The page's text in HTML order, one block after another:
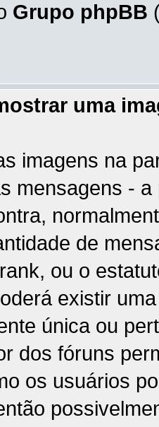
Grupo phpBB
uma
imagens na
mensagens -
de
ou o
existir
única ou
dos fóruns
os usuários